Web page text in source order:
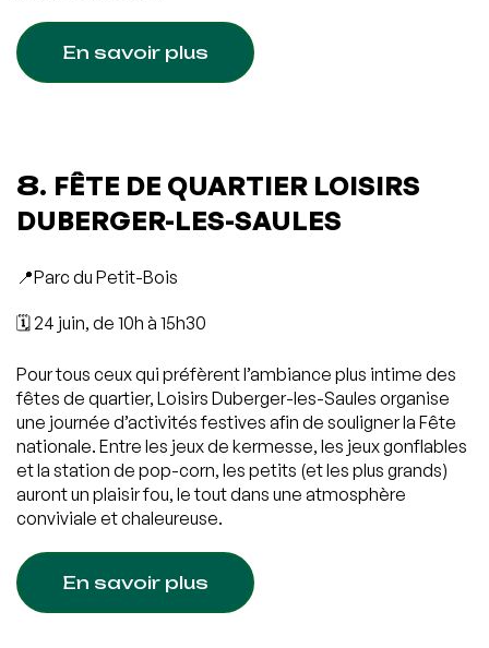
En savoir plus
8. FÊTE DE QUARTIER LOISIRS
DUBERGER-LES-SAULES
📍Parc du Petit-Bois
🗓️ 24 juin, de 10h à 15h30
Pour tous ceux qui préfèrent l’ambiance plus intime des
fêtes de quartier, Loisirs Duberger-les-Saules organise
une journée d’activités festives afin de souligner la Fête
nationale. Entre les jeux de kermesse, les jeux gonflables
et la station de pop-corn, les petits (et les plus grands)
auront un plaisir fou, le tout dans une atmosphère
conviviale et chaleureuse.
En savoir plus